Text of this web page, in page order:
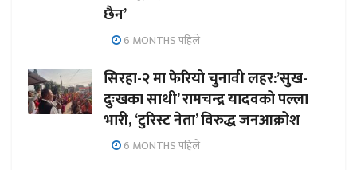
छैन’
6 MONTHS पहिले
सिरहा-२ मा फेरियो चुनावी लहर:’सुख-
दुःखका साथी’ रामचन्द्र यादवको पल्ला
भारी, ‘टुरिस्ट नेता’ विरुद्ध जनआक्रोश
6 MONTHS पहिले